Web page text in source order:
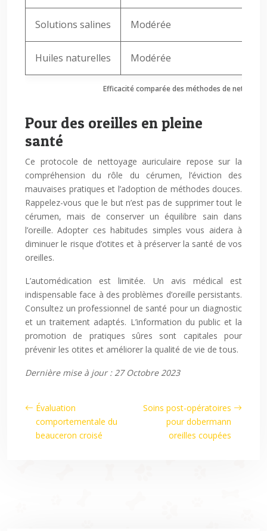
Efficacité comparée des méthodes de
Solutions salines Modérée
Huiles naturelles Modérée
Pour des oreilles en pleine
santé
Ce protocole de nettoyage auriculaire repose sur la
compréhension du rôle du cérumen, l’éviction des
mauvaises pratiques et l’adoption de méthodes douces.
Rappelez-vous que le but n’est pas de supprimer tout le
cérumen, mais de conserver un équilibre sain dans
l’oreille. Adopter ces habitudes simples vous aidera à
diminuer le risque d’otites et à préserver la santé de vos
oreilles.
L’automédication est limitée. Un avis médical est
indispensable face à des problèmes d’oreille persistants.
Consultez un professionnel de santé pour un diagnostic
et un traitement adaptés. L’information du public et la
promotion de pratiques sûres sont capitales pour
prévenir les otites et améliorer la qualité de vie de tous.
Dernière mise à jour : 27 Octobre 2023
Évaluation
comportementale du
beauceron croisé
Soins post-opératoires
pour dobermann
oreilles coupées